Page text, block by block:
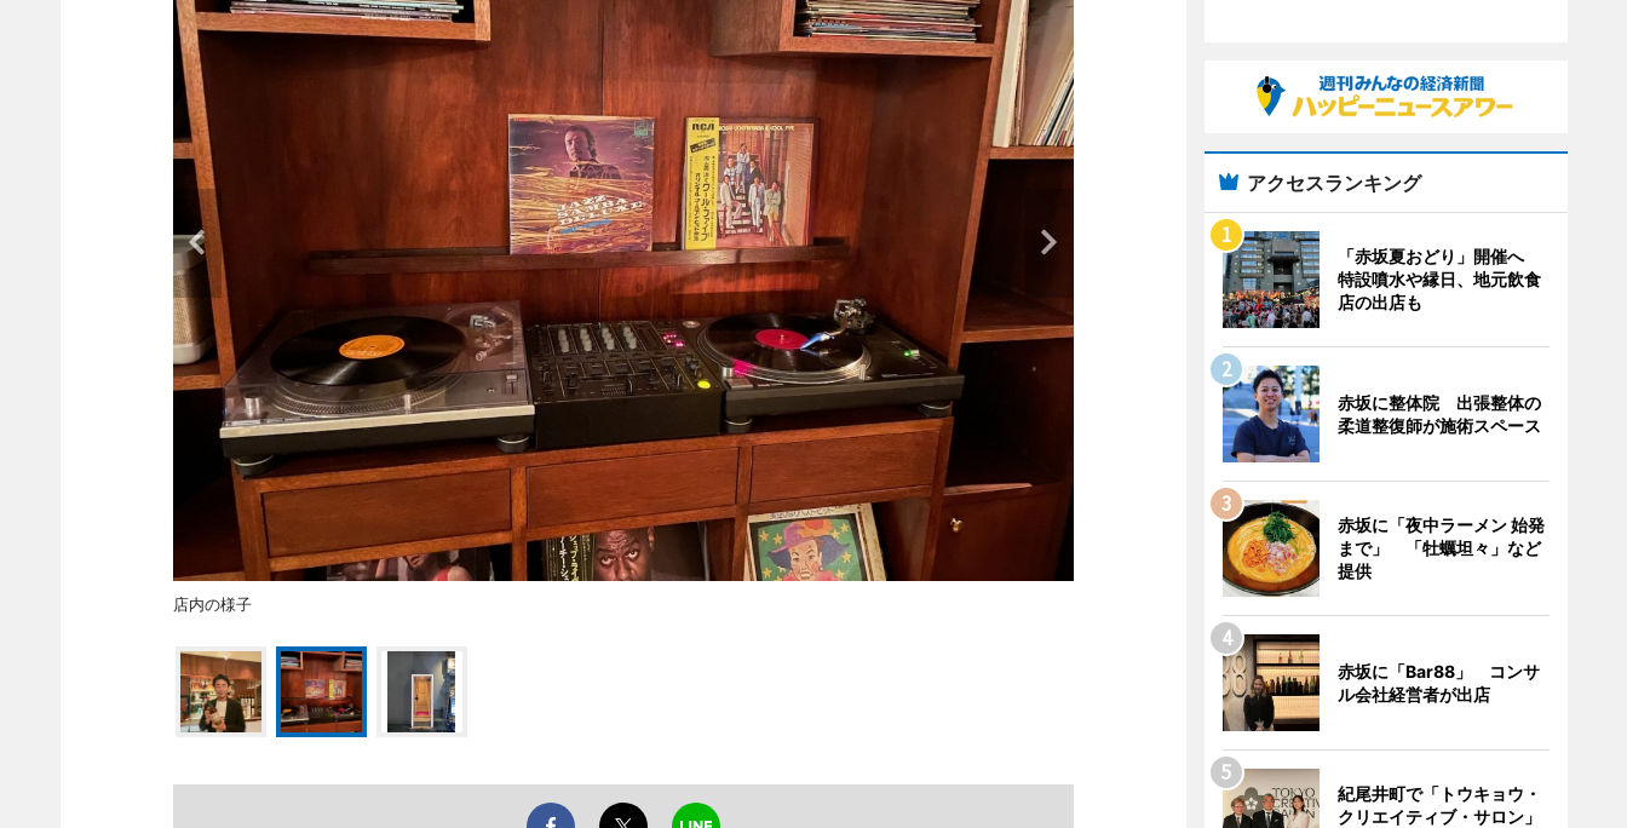
店内の様子
アクセスランキング
「赤坂夏おどり」開催へ
特設噴水や縁日、地元飲食
店の出店も
赤坂に整体院 出張整体の
柔道整復師が施術スペース
赤坂に「夜中ラーメン 始発
まで」 「牡蠣坦々」など
提供
赤坂に「Bar88」 コンサ
ル会社経営者が出店
紀尾井町で「トウキョウ・
クリエイティブ・サロン」